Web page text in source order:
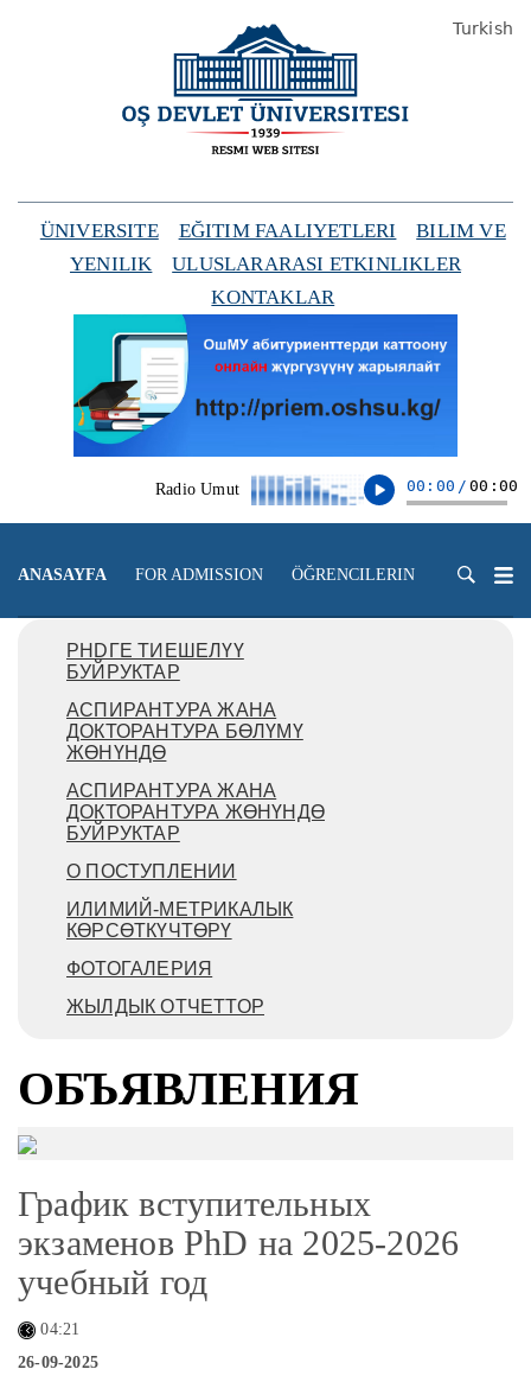
ÜNIVERSITE EĞITIM FAALIYETLERI
BILIM VE
YENILIK
ULUSLARARASI ETKINLIKLER
KONTAKLAR
Radio Umut 00:00 / 00:00
Turkish
ANASAYFA FOR ADMISSION ÖĞRENCILERIN
PHDГЕ ТИЕШЕЛҮҮ
БУЙРУКТАР
АСПИРАНТУРА ЖАНА
ДОКТОРАНТУРА БӨЛҮМҮ
ЖӨНҮНДӨ
АСПИРАНТУРА ЖАНА
ДОКТОРАНТУРА ЖӨНҮНДӨ
БУЙРУКТАР
О ПОСТУПЛЕНИИ
ИЛИМИЙ-МЕТРИКАЛЫК
КӨРСӨТКҮЧТӨРҮ
ФОТОГАЛЕРИЯ
ЖЫЛДЫК ОТЧЕТТОР
ОБЪЯВЛЕНИЯ
График вступительных
экзаменов PhD на 2025-2026
учебный год
04:21
26-09-2025